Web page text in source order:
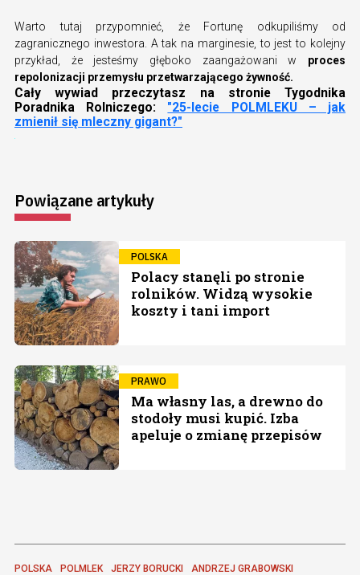
Warto tutaj przypomnieć, że Fortunę odkupiliśmy od
zagranicznego inwestora. A tak na marginesie, to jest to kolejny
przykład, że jesteśmy głęboko zaangażowani w proces
repolonizacji przemysłu przetwarzającego żywność.
Cały wywiad przeczytasz na stronie Tygodnika
Poradnika Rolniczego: "25-lecie POLMLEKU – jak
zmienił się mleczny gigant?"
Powiązane artykuły
POLSKA
Polacy stanęli po stronie
rolników. Widzą wysokie
koszty i tani import
PRAWO
Ma własny las, a drewno do
stodoły musi kupić. Izba
apeluje o zmianę przepisów
POLSKA POLMLEK JERZY BORUCKI
ANDRZEJ GRABOWSKI